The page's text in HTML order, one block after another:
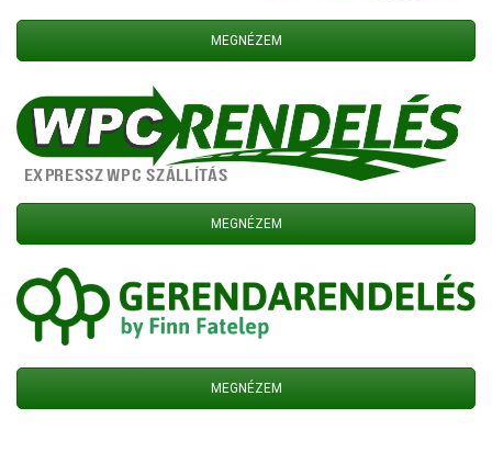
MEGNÉZEM
MEGNÉZEM
MEGNÉZEM